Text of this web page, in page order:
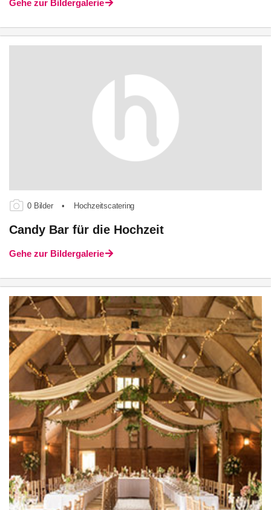
Gehe zur Bildergalerie
0 Bilder • Hochzeitscatering
Candy Bar für die Hochzeit
Gehe zur Bildergalerie